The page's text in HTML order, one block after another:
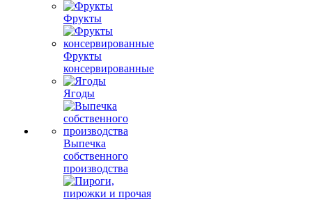
Фрукты
Фрукты
консервированные
Ягоды
Выпечка
собственного
производства